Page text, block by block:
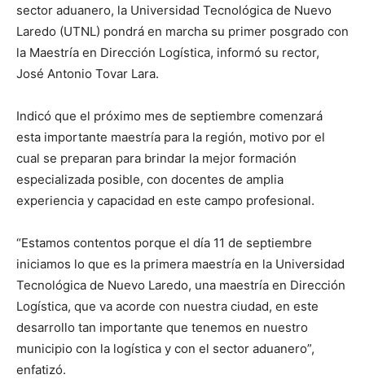
sector aduanero, la Universidad Tecnológica de Nuevo
Laredo (UTNL) pondrá en marcha su primer posgrado con
la Maestría en Dirección Logística, informó su rector,
José Antonio Tovar Lara.
Indicó que el próximo mes de septiembre comenzará
esta importante maestría para la región, motivo por el
cual se preparan para brindar la mejor formación
especializada posible, con docentes de amplia
experiencia y capacidad en este campo profesional.
“Estamos contentos porque el día 11 de septiembre
iniciamos lo que es la primera maestría en la Universidad
Tecnológica de Nuevo Laredo, una maestría en Dirección
Logística, que va acorde con nuestra ciudad, en este
desarrollo tan importante que tenemos en nuestro
municipio con la logística y con el sector aduanero”,
enfatizó.